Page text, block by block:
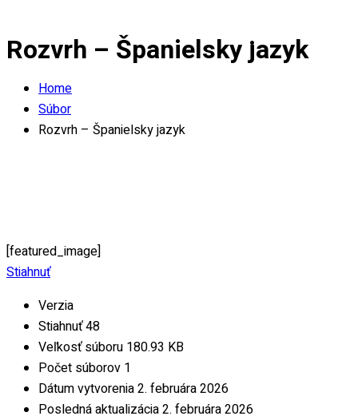
Rozvrh – Španielsky jazyk
Home
Súbor
Rozvrh – Španielsky jazyk
[featured_image]
Stiahnuť
Verzia
Stiahnuť48
Veľkosť súboru 180.93 KB
Počet súborov 1
Dátum vytvorenia2. februára 2026
Posledná aktualizácia2. februára 2026